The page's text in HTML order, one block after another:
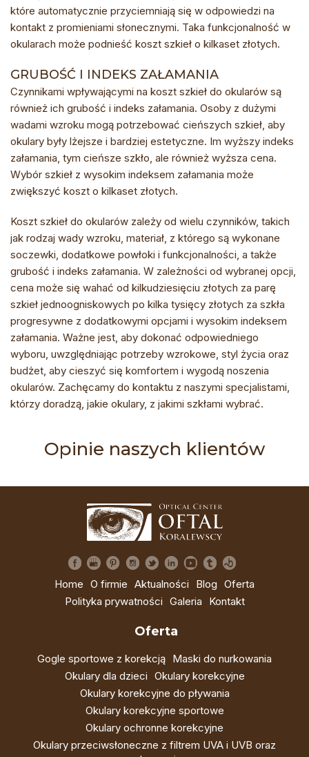
które automatycznie przyciemniają się w odpowiedzi na
kontakt z promieniami słonecznymi. Taka funkcjonalność w
okularach może podnieść koszt szkieł o kilkaset złotych.
GRUBOŚĆ I INDEKS ZAŁAMANIA
Czynnikami wpływającymi na koszt szkieł do okularów są
również ich grubość i indeks załamania. Osoby z dużymi
wadami wzroku mogą potrzebować cieńszych szkieł, aby
okulary były lżejsze i bardziej estetyczne. Im wyższy indeks
załamania, tym cieńsze szkło, ale również wyższa cena.
Wybór szkieł z wysokim indeksem załamania może
zwiększyć koszt o kilkaset złotych.
Koszt szkieł do okularów zależy od wielu czynników, takich
jak rodzaj wady wzroku, materiał, z którego są wykonane
soczewki, dodatkowe powłoki i funkcjonalności, a także
grubość i indeks załamania. W zależności od wybranej opcji,
cena może się wahać od kilkudziesięciu złotych za parę
szkieł jednoogniskowych po kilka tysięcy złotych za szkła
progresywne z dodatkowymi opcjami i wysokim indeksem
załamania. Ważne jest, aby dokonać odpowiedniego
wyboru, uwzględniając potrzeby wzrokowe, styl życia oraz
budżet, aby cieszyć się komfortem i wygodą noszenia
okularów. Zachęcamy do kontaktu z naszymi specjalistami,
którzy doradzą, jakie okulary, z jakimi szkłami wybrać.
Opinie naszych klientów
Home O firmie Aktualności Blog Oferta
Polityka prywatności Galeria Kontakt
Oferta
Gogle sportowe z korekcją Maski do nurkowania
Okulary dla dzieci Okulary korekcyjne
Okulary korekcyjne do pływania
Okulary korekcyjne sportowe
Okulary ochronne korekcyjne
Okulary przeciwsłoneczne z filtrem UVA i UVB oraz